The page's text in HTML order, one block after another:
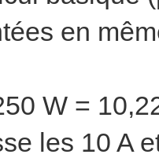
en
W =
les 10 A